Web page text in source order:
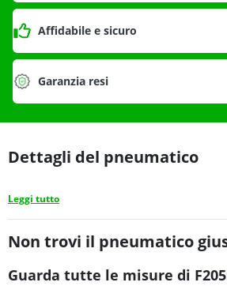
Affidabile e sicuro
Garanzia resi
Dettagli del pneumatico
Leggi tutto
Non trovi il pneumatico
Guarda tutte le misure di